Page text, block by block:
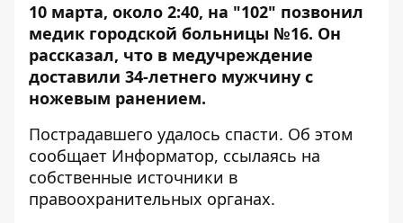
10 марта, около 2:40, на "102" позвонил
медик городской больницы №16. Он
рассказал, что в медучреждение
доставили 34-летнего мужчину с
ножевым ранением.
Пострадавшего удалось спасти. Об этом
сообщает Информатор, ссылаясь на
собственные источники в
правоохранительных органах.